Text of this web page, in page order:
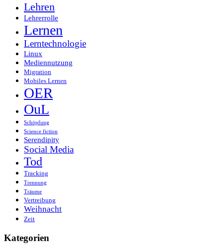
Lehren
Lehrerrolle
Lernen
Lerntechnologie
Linux
Mediennutzung
Migration
Mobiles Lernen
OER
OuL
Schöpfung
Science fiction
Serendipity
Social Media
Tod
Tracking
Trennung
Träume
Vertreibung
Weihnacht
Zeit
Kategorien